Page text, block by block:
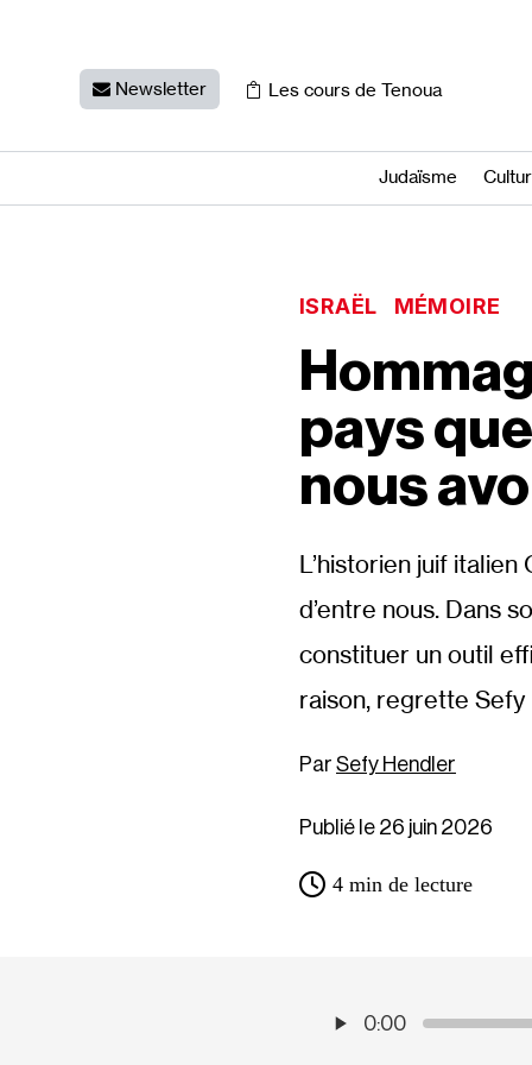
Newsletter Les cours de Tenoua
Judaïsme
ISRAËL MÉMOIRE
pays
nous
L’historien juif
d’entre nous. Dans
constituer un outil
raison, regrette Sefy
Sefy Hendler
Publié le 26 juin 2026
4 min de lecture
0:00